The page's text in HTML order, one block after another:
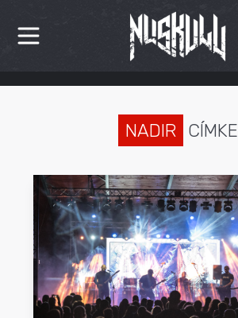
HÍREK
INTERJÚK
PREMIEREK
KULT
MÁSVILÁG
NADIR CÍMKE